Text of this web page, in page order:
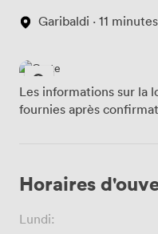
Garibaldi · 11 minutes
Les informations sur la
fournies après
Horaires
Lundi: